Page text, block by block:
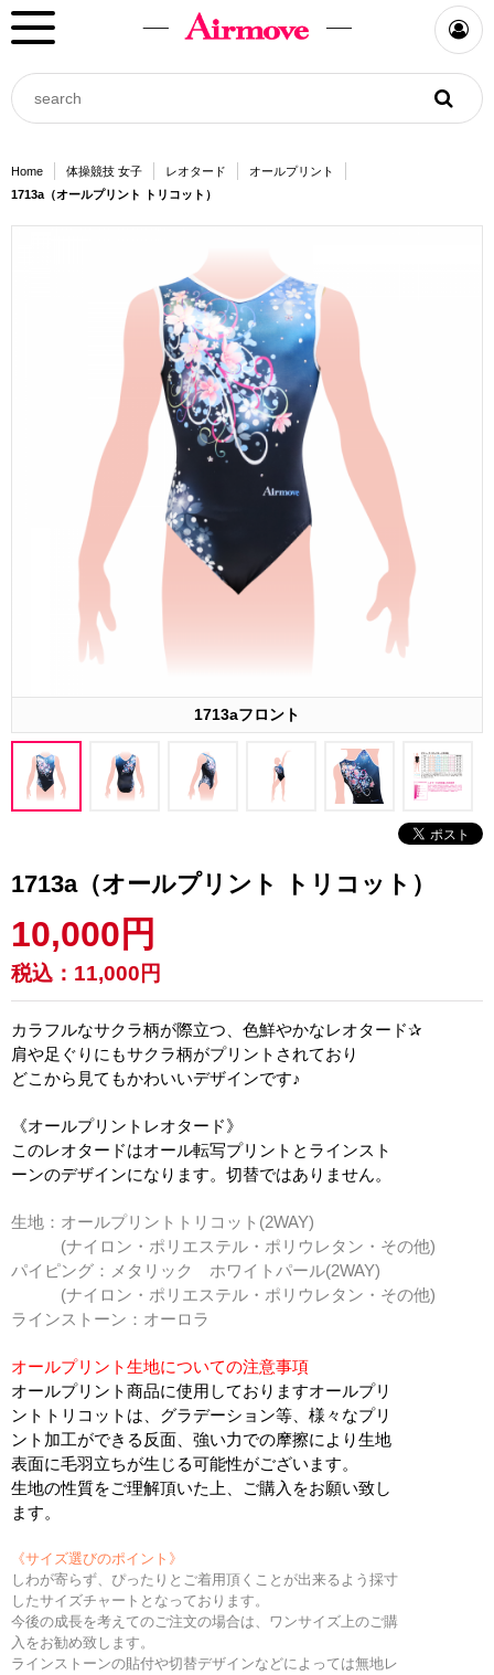
Home 体操競技 女子 レオタード
オールプリント
1713a（オールプリント トリコット）
1713aフロント
1713a（オールプリント トリコット）
10,000円
税込： 11,000円
カラフルなサクラ柄が際立つ、色鮮やかなレオタード✰
肩や足ぐりにもサクラ柄がプリントされており
どこから見てもかわいいデザインです♪
《オールプリントレオタード》
このレオタードはオール転写プリントとラインスト
ーンのデザインになります。切替ではありません。
生地：オールプリントトリコット(2WAY)
(ナイロン・ポリエステル・ポリウレタン・その他)
パイピング：メタリック ホワイトパール(2WAY)
(ナイロン・ポリエステル・ポリウレタン・その他)
ラインストーン：オーロラ
オールプリント生地についての注意事項
オールプリント商品に使用しておりますオールプリ
ントトリコットは、グラデーション等、様々なプリ
ント加工ができる反面、強い力での摩擦により生地
表面に毛羽立ちが生じる可能性がございます。
生地の性質をご理解頂いた上、ご購入をお願い致し
ます。
《サイズ選びのポイント》
しわが寄らず、ぴったりとご着用頂くことが出来るよう採寸
したサイズチャートとなっております。
今後の成長を考えてのご注文の場合は、ワンサイズ上のご購
入をお勧め致します。
ラインストーンの貼付や切替デザインなどによっては無地レ